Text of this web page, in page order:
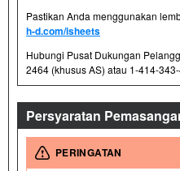
Pastikan Anda menggunakan
h-d.com/isheets
Hubungi Pusat Dukungan
2464 (khusus AS) atau 1-414-
Persyaratan
PERINGATAN